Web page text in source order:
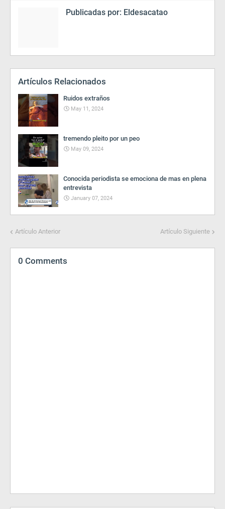
Publicadas por: Eldesacatao
Artículos Relacionados
Ruidos extraños
May 11, 2024
tremendo pleito por un peo
May 09, 2024
Conocida periodista se emociona de mas en plena
entrevista
January 07, 2024
Artículo Anterior Artículo Siguiente
0 Comments